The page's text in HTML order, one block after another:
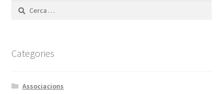
Cerca:
Categories
Associacions